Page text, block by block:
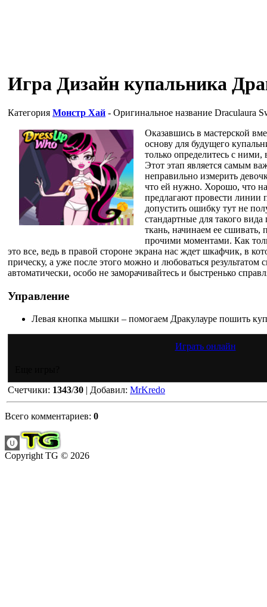
Игра Дизайн купальника
Категория Монстр Хай - Оригинальное название Draculaura
Оказавшись в мастерской
основу для будущего
только определитесь с
Этот этап является самым
неправильно измерить
что ей нужно. Хорошо, что
предлагают провести линии
допустить ошибку тут не
стандартные для такого
ткань, начинаем ее сшивать,
прочими моментами. Как
это все, ведь в правой стороне экрана нас ждет шкафчик, в
прическу, а уже после этого можно и любоваться результатом
автоматически, особо не заморачивайтесь и быстренько
Управление
Левая кнопка мышки – помогаем Дракулауре пошить
Играть онлайн
Счетчики: 1343/30 | Добавил: MrKredo
Всего комментариев: 0
Copyright TG © 2026